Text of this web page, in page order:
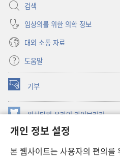
개인 정보 설정
본 웹사이트는 사용자의 편의를
검색
임상의를 위한 의학 정보
대외 소통 자료
도움말
기부
(새로운
창
열기) 워치타워 온라인 라이브러리
창
JW Hub ®
창